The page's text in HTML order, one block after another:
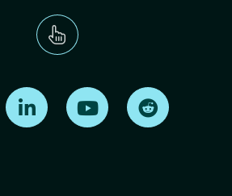
us on X Find us on LinkedInFind us on Youtube